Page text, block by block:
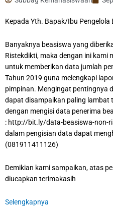
Kepada Yth. Bapak/Ibu Pengelola
Banyaknya beasiswa yang
Ristekdikti, maka dengan ini
untuk memberikan data jumlah
Tahun 2019 guna melengkapi
pimpinan. Mengingat pentingnya
dapat disampaikan paling lambat
dengan mengisi data penerima
: http://bit.ly/data-beasiswa-non-
dalam pengisian data dapat
(081911411126)
Demikian kami sampaikan, atas
diucapkan terimakasih
Selengkapnya